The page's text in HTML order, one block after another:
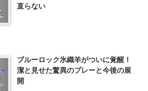
直らない
ブルーロック氷織羊がついに覚醒！
潔と見せた驚異のプレーと今後の展
開